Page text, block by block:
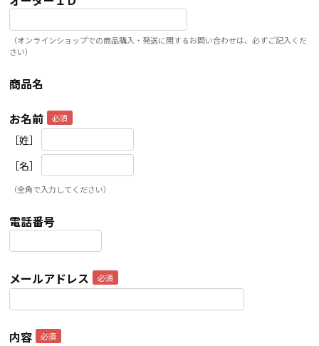
（オンラインショップでの商品購入・発送に関するお問い合わせは、必ずご記入くだ
さい）
商品名
お名前
［姓］
［名］
（全角で入力してください）
電話番号
メールアドレス
内容